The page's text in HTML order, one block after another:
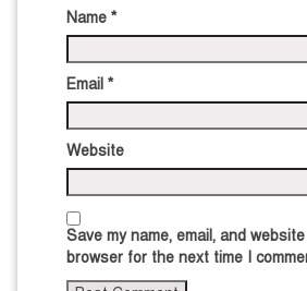
Name *
Email *
Website
Save my name, email, and
browser for the next time I